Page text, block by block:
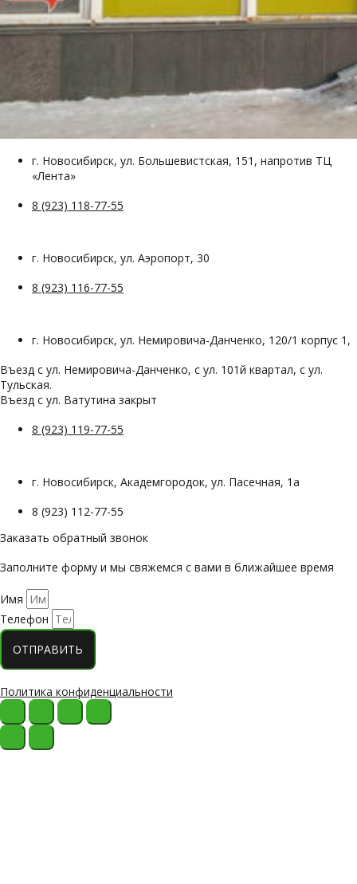
г. Новосибирск, ул. Большевистская, 151, напротив ТЦ
«Лента»
8 (923) 118-77-55
г. Новосибирск, ул. Аэропорт, 30
8 (923) 116-77-55
г. Новосибирск, ул. Немировича-Данченко, 120/1 корпус 1,
Въезд с ул. Немировича-Данченко, с ул. 101й квартал, с ул.
Тульская.
Въезд с ул. Ватутина закрыт
8 (923) 119-77-55
г. Новосибирск, Академгородок, ул. Пасечная, 1а
8 (923) 112-77-55
Заказать обратный звонок
Заполните форму и мы свяжемся с вами в ближайшее время
Имя
Телефон
ОТПРАВИТЬ
Политика конфиденциальности